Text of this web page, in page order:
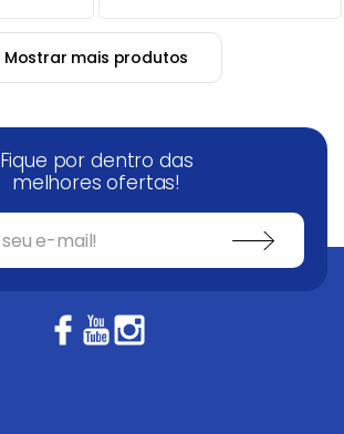
Mostrar mais produtos
Fique por dentro das
melhores ofertas!